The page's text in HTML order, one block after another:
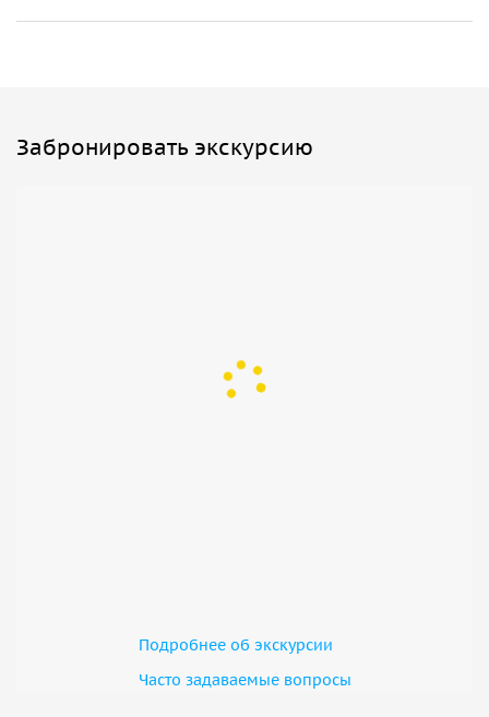
Забронировать экскурсию
Подробнее об экскурсии
Часто задаваемые вопросы